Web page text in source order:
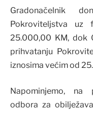
Gradonačelnik
Pokroviteljstva uz
25.000,00 KM, dok
prihvatanju
iznosima većim od
Napominjemo, na
odbora za